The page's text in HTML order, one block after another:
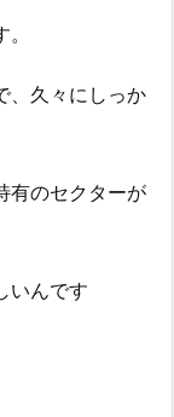
、久々にしっか
有のセクターが
いんです